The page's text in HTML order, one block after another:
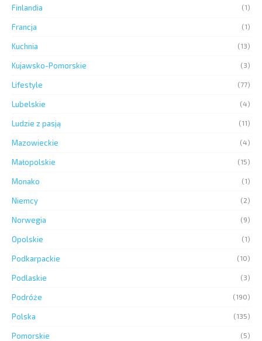
Finlandia (1)
Francja (1)
Kuchnia (13)
Kujawsko-Pomorskie (3)
Lifestyle (77)
Lubelskie (4)
Ludzie z pasją (11)
Mazowieckie (4)
Małopolskie (15)
Monako (1)
Niemcy (2)
Norwegia (9)
Opolskie (1)
Podkarpackie (10)
Podlaskie (3)
Podróże (190)
Polska (135)
Pomorskie (5)